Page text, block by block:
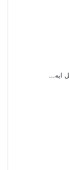
ايه...